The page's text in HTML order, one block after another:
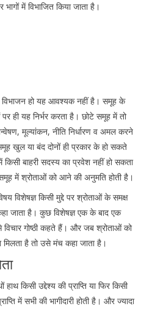
में विभाजित किया जाता है।
विभाजन हो यह आवश्यक नहीं है। समूह के
ही यह निर्भर करता है। छोटे समूह में तो
मूल्यांकन, नीति निर्धारण व अमल करने
खुल या बंद दोनों ही प्रकार के हो सकते
किसी बाहरी सदस्य का प्रवेश नहीं हो सकता
में श्रोताओं को आने की अनुमति होती है।
विशेषज्ञ किसी मुद्दे पर श्रोताओं के समक्ष
जाता है। कुछ विशेषज्ञ एक के बाद एक
गोष्ठी कहते हैं। और जब श्रोताओं को
है तो उसे मंच कहा जाता है।
हाथ किसी उद्देश्य की प्राप्ति या फिर किसी
में सभी की भागीदारी होती है। और ज्यादा